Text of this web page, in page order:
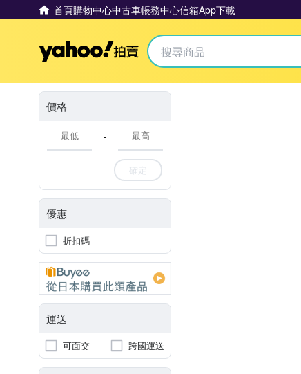
首頁購物中心中古車帳務中心信箱App下載
Yahoo拍賣
價格
-
確定
優惠
折扣碼
運送
可面交 跨國運送